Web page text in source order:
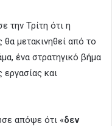
την Τρίτη ότι η
θα μετακινηθεί από το
ένα στρατηγικό βήμα
εργασίας και
απόψε ότι «δεν